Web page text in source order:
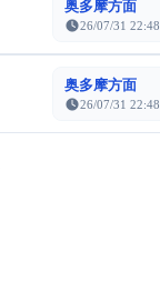
奥多摩方面
26/07/31 22:48
奥多摩方面
26/07/31 22:48